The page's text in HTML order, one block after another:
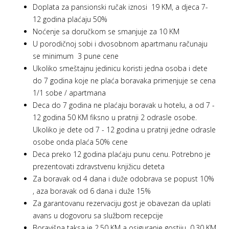
Doplata za pansionski ručak iznosi 19 KM, a djeca 7-
12 godina plaćaju 50%
Noćenje sa doručkom se smanjuje za 10 KM
U porodičnoj sobi i dvosobnom apartmanu računaju
se minimum 3 pune cene
Ukoliko smeštajnu jedinicu koristi jedna osoba i dete
do 7 godina koje ne plaća boravaka primenjuje se cena
1/1 sobe / apartmana
Deca do 7 godina ne plaćaju boravak u hotelu, a od 7 -
12 godina 50 KM fiksno u pratnji 2 odrasle osobe.
Ukoliko je dete od 7 - 12 godina u pratnji jedne odrasle
osobe onda plaća 50% cene
Deca preko 12 godina plaćaju punu cenu. Potrebno je
prezentovati zdravstvenu knjižicu deteta
Za boravak od 4 dana i duže odobrava se popust 10%
, aza boravak od 6 dana i duže 15%
Za garantovanu rezervaciju gost je obavezan da uplati
avans u dogovoru sa službom recepcije